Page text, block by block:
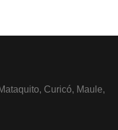
Curicó, Maule,